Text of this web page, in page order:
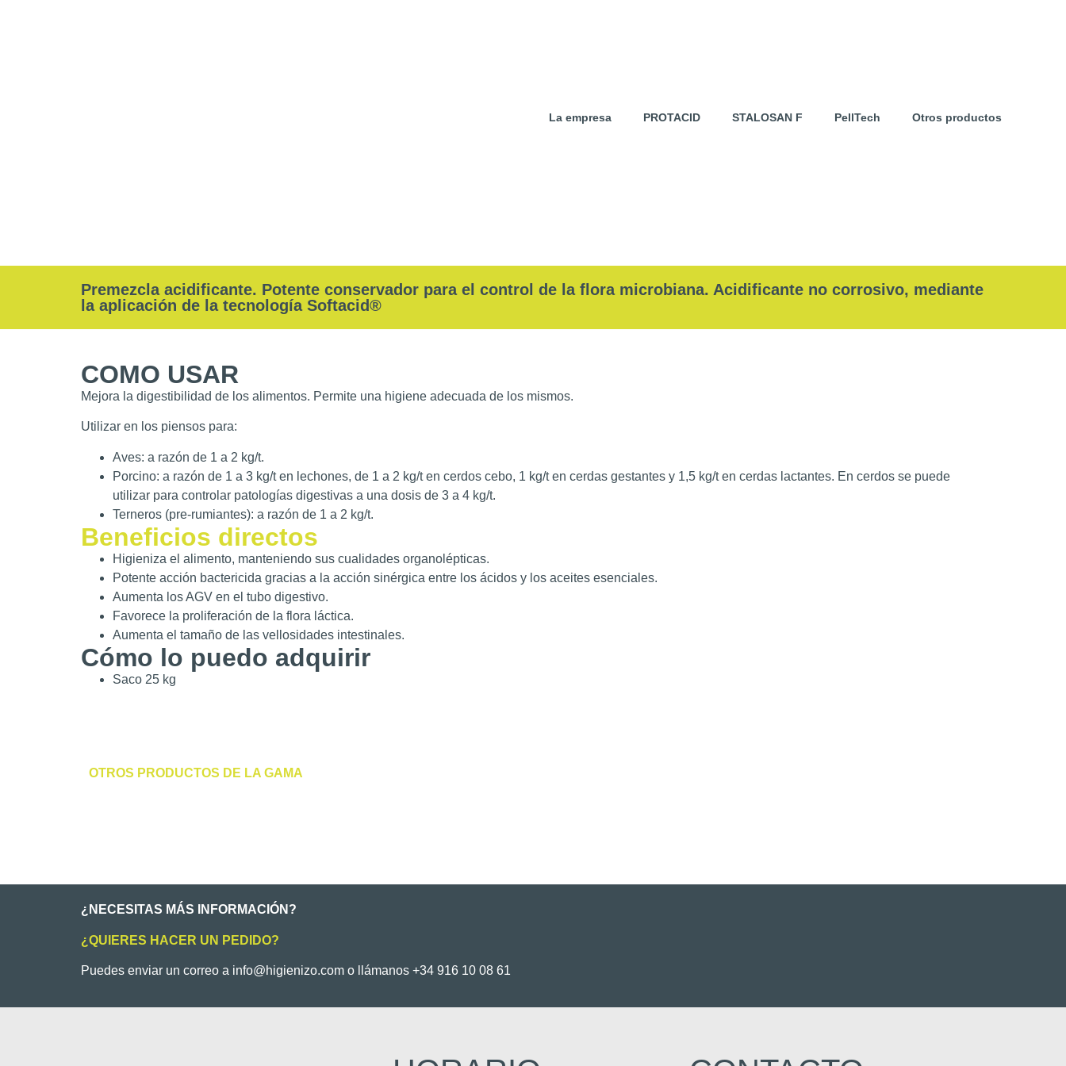
La empresa PROTACID STALOSAN F PellTech Otros productos
Premezcla acidificante. Potente conservador para el control de la flora microbiana. Acidificante no corrosivo, mediante
la aplicación de la tecnología Softacid®
COMO USAR
Mejora la digestibilidad de los alimentos. Permite una higiene adecuada de los mismos.
Utilizar en los piensos para:
Aves: a razón de 1 a 2 kg/t.
Porcino: a razón de 1 a 3 kg/t en lechones, de 1 a 2 kg/t en cerdos cebo, 1 kg/t en cerdas gestantes y 1,5 kg/t en cerdas lactantes. En cerdos se puede
utilizar para controlar patologías digestivas a una dosis de 3 a 4 kg/t.
Terneros (pre-rumiantes): a razón de 1 a 2 kg/t.
Beneficios directos
Higieniza el alimento, manteniendo sus cualidades organolépticas.
Potente acción bactericida gracias a la acción sinérgica entre los ácidos y los aceites esenciales.
Aumenta los AGV en el tubo digestivo.
Favorece la proliferación de la flora láctica.
Aumenta el tamaño de las vellosidades intestinales.
Cómo lo puedo adquirir
Saco 25 kg
OTROS PRODUCTOS DE LA GAMA
¿NECESITAS MÁS INFORMACIÓN?
¿QUIERES HACER UN PEDIDO?
Puedes enviar un correo a info@higienizo.com o llámanos +34 916 10 08 61